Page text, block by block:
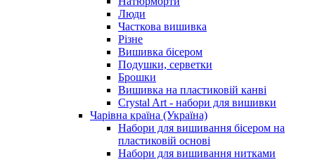
Люди
Часткова вишивка
Різне
Вишивка бісером
Подушки, серветки
Брошки
Вишивка на пластиковій канві
Crystal Art - набори для вишивки
Чарівна країна (Україна)
Набори для вишивання бісером на
пластиковій основі
Набори для вишивання нитками